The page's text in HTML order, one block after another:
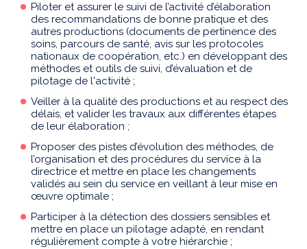
Piloter et assurer le suivi de l’activité d’élaboration
des recommandations de bonne pratique et des
autres productions (documents de pertinence des
soins, parcours de santé, avis sur les protocoles
nationaux de coopération, etc.) en développant des
méthodes et outils de suivi, d’évaluation et de
pilotage de l'activité ;
Veiller à la qualité des productions et au respect des
délais, et valider les travaux aux différentes étapes
de leur élaboration ;
Proposer des pistes d’évolution des méthodes, de
l’organisation et des procédures du service à la
directrice et mettre en place les changements
validés au sein du service en veillant à leur mise en
œuvre optimale ;
Participer à la détection des dossiers sensibles et
mettre en place un pilotage adapté, en rendant
régulièrement compte à votre hiérarchie ;